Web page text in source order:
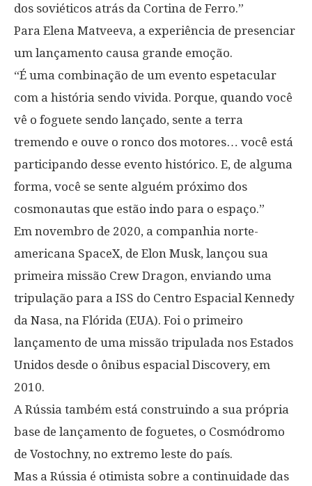
dos soviéticos atrás da Cortina de Ferro.”
Para Elena Matveeva, a experiência de presenciar
um lançamento causa grande emoção.
“É uma combinação de um evento espetacular
com a história sendo vivida. Porque, quando você
vê o foguete sendo lançado, sente a terra
tremendo e ouve o ronco dos motores… você está
participando desse evento histórico. E, de alguma
forma, você se sente alguém próximo dos
cosmonautas que estão indo para o espaço.”
Em novembro de 2020, a companhia norte-
americana SpaceX, de Elon Musk, lançou sua
primeira missão Crew Dragon, enviando uma
tripulação para a ISS do Centro Espacial Kennedy
da Nasa, na Flórida (EUA). Foi o primeiro
lançamento de uma missão tripulada nos Estados
Unidos desde o ônibus espacial Discovery, em
2010.
A Rússia também está construindo a sua própria
base de lançamento de foguetes, o Cosmódromo
de Vostochny, no extremo leste do país.
Mas a Rússia é otimista sobre a continuidade das